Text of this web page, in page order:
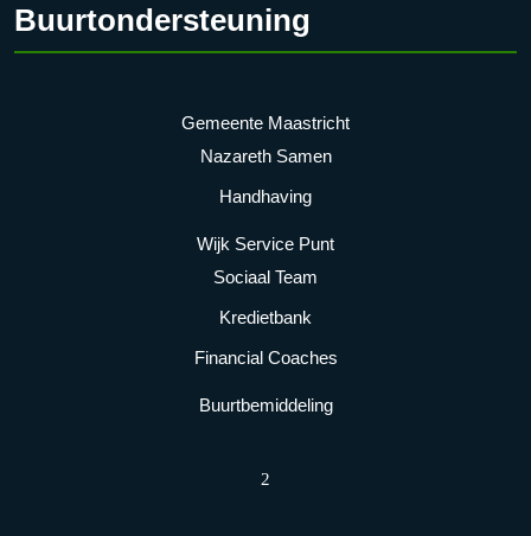
Buurtondersteuning
Gemeente Maastricht
Nazareth Samen
Handhaving
Wijk Service Punt
Sociaal Team
Kredietbank
Financial Coaches
Buurtbemiddeling
2